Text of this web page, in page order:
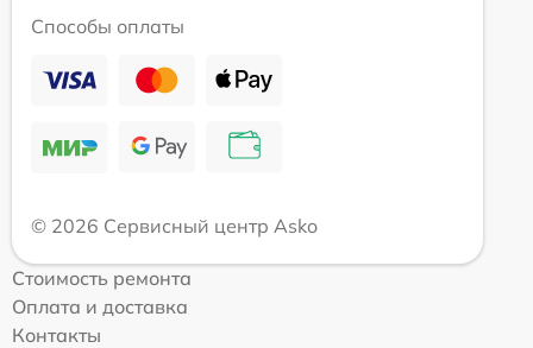
Способы оплаты
© 2026 Сервисный центр Asko
Стоимость ремонта
Оплата и доставка
Контакты